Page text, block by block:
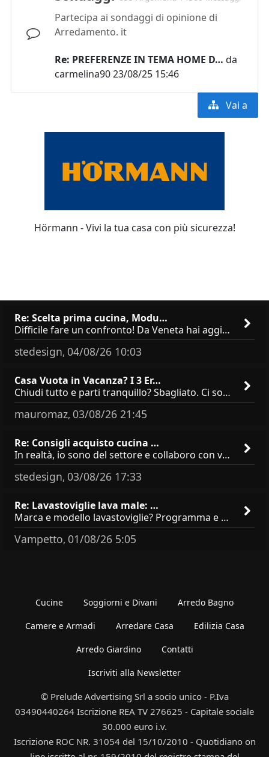
Partecipa ai sondaggi di opinione di
Arredamento. it
Re: PREFERENZE IN TEMA HOME D… da
carmelina9023/08/25 15:46
Vai a
Hörmann - Vivi la tua casa con più sicurezza!
Re: Scelta prima cucina, Modu…
Difficile fare un confronto! Da Veneta hai aggiunto i pensili a tutta altezza e una colonna dispensa da 30, che da soli
stedesign, 04/08/26 10:03
Casa Vuota in Vacanza? I 3 Er…
Chiudi tutto e parti tranquillo? Sbagliato. Ci sono 3 comportamenti che dicono ai ladri &quot;sono via per due settimane
mauromaz, 03/08/26 21:45
Re: Consigli acquisto cucina …
In realtà, io sono del settore e collaboro con vari negozi, ti possono dire che sono tutti brand abbastanza simili come
stedesign, 03/08/26 17:33
Re: Lavastoviglie lava male: …
Marca e modello lavastoviglie? Programma e Deterisvo utilizzato ? Decalcificatore è regolato in in base alla durezza
Vampetto, 01/08/26 5:05
Cucine Soggiorni e Divani Arredo Bagno
Camere e Armadi Arredare Casa Edilizia Casa
Arredo Giardino Contatti
Iscriviti alla Newsletter
© Prelude Advertising Srl a socio unico - P.Iva
03490440264 Iscrizione REA TV 276625 - Capitale sociale
30.000 euro i.v.
Iscrizione ROC NR. 31054 del 15/10/2010 - Quotidiano on